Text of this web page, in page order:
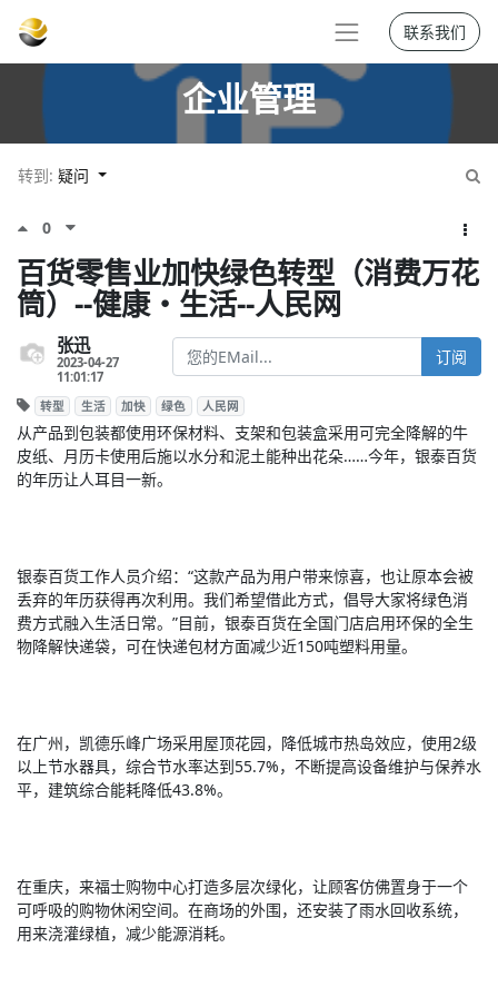
联系我们
企业管理
转到: 疑问
0
百货零售业加快绿色转型（消费万花
筒）--健康・生活--人民网
张迅
2023-04-27
11:01:17
订阅
转型 生活 加快 绿色 人民网
从产品到包装都使用环保材料、支架和包装盒采用可完全降解的牛
皮纸、月历卡使用后施以水分和泥土能种出花朵……今年，银泰百货
的年历让人耳目一新。
银泰百货工作人员介绍：“这款产品为用户带来惊喜，也让原本会被
丢弃的年历获得再次利用。我们希望借此方式，倡导大家将绿色消
费方式融入生活日常。”目前，银泰百货在全国门店启用环保的全生
物降解快递袋，可在快递包材方面减少近150吨塑料用量。
在广州，凯德乐峰广场采用屋顶花园，降低城市热岛效应，使用2级
以上节水器具，综合节水率达到55.7%，不断提高设备维护与保养水
平，建筑综合能耗降低43.8%。
在重庆，来福士购物中心打造多层次绿化，让顾客仿佛置身于一个
可呼吸的购物休闲空间。在商场的外围，还安装了雨水回收系统，
用来浇灌绿植，减少能源消耗。